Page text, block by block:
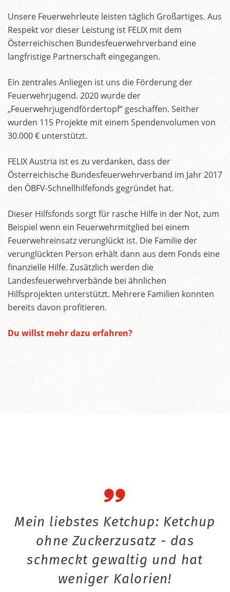
Unsere Feuerwehrleute leisten täglich Großartiges. Aus
Respekt vor dieser Leistung ist FELIX mit dem
Österreichischen Bundesfeuerwehrverband eine
langfristige Partnerschaft eingegangen.
Ein zentrales Anliegen ist uns die Förderung der
Feuerwehrjugend. 2020 wurde der
„Feuerwehrjugendfördertopf“ geschaffen. Seither
wurden 115 Projekte mit einem Spendenvolumen von
30.000 € unterstützt.
FELIX Austria ist es zu verdanken, dass der
Österreichische Bundesfeuerwehrverband im Jahr 2017
den ÖBFV-Schnellhilfefonds gegründet hat.
Dieser Hilfsfonds sorgt für rasche Hilfe in der Not, zum
Beispiel wenn ein Feuerwehrmitglied bei einem
Feuerwehreinsatz verunglückt ist. Die Familie der
verunglückten Person erhält dann aus dem Fonds eine
finanzielle Hilfe. Zusätzlich werden die
Landesfeuerwehrverbände bei ähnlichen
Hilfsprojekten unterstützt. Mehrere Familien konnten
bereits davon profitieren.
Du willst mehr dazu erfahren?
Mein liebstes Ketchup: Ketchup
ohne Zuckerzusatz - das
schmeckt gewaltig und hat
weniger Kalorien!